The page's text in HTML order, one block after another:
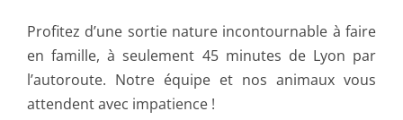
Profitez d’une sortie nature incontournable à faire
en famille, à seulement 45 minutes de Lyon par
l’autoroute. Notre équipe et nos animaux vous
attendent avec impatience !